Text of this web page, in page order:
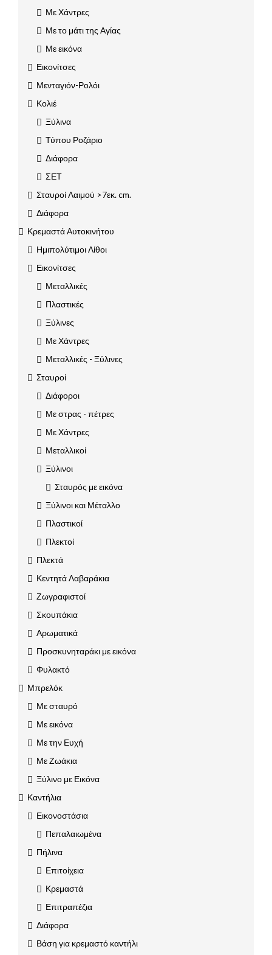
Με Χάντρες
Με το μάτι της Αγίας
Με εικόνα
Εικονίτσες
Μενταγιόν-Ρολόι
Κολιέ
Ξύλινα
Τύπου Ροζάριο
Διάφορα
ΣΕΤ
Σταυροί Λαιμού >7εκ. cm.
Διάφορα
Κρεμαστά Αυτοκινήτου
Ημιπολύτιμοι Λίθοι
Εικονίτσες
Μεταλλικές
Πλαστικές
Ξύλινες
Με Χάντρες
Μεταλλικές - Ξύλινες
Σταυροί
Διάφοροι
Με στρας - πέτρες
Με Χάντρες
Μεταλλικοί
Ξύλινοι
Σταυρός με εικόνα
Ξύλινοι και Μέταλλο
Πλαστικοί
Πλεκτοί
Πλεκτά
Κεντητά Λαβαράκια
Ζωγραφιστοί
Σκουπάκια
Αρωματικά
Προσκυνηταράκι με εικόνα
Φυλακτό
Μπρελόκ
Με σταυρό
Με εικόνα
Με την Ευχή
Με Ζωάκια
Ξύλινο με Εικόνα
Καντήλια
Εικονοστάσια
Πεπαλαιωμένα
Πήλινα
Επιτοίχεια
Κρεμαστά
Επιτραπέζια
Διάφορα
Βάση για κρεμαστό καντήλι